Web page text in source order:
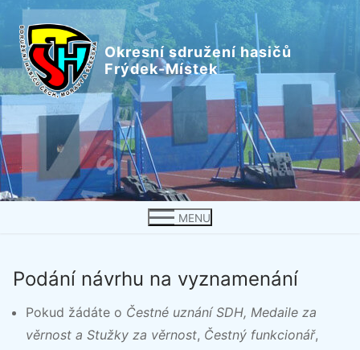
Přeskočit
obsah
Okresní sdružení hasičů
Frýdek-Místek
MENU
Podání návrhu na vyznamenání
Pokud žádáte o Čestné uznání SDH, Medaile za
věrnost a Stužky za věrnost, Čestný funkcionář,